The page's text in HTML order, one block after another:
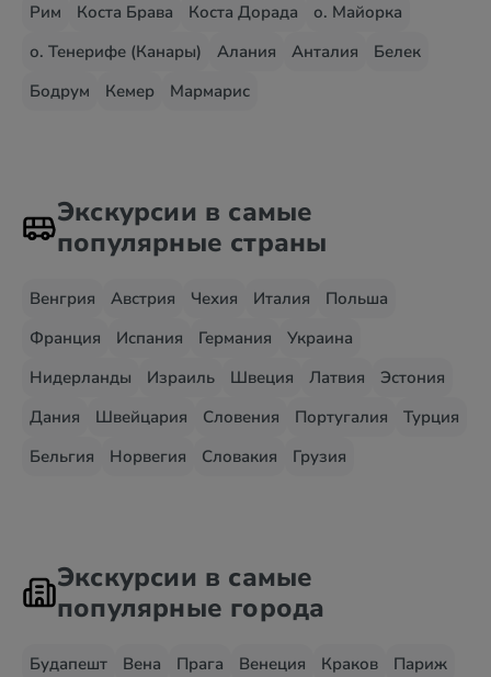
Рим
Коста Брава Коста Дорада
о. Майорка
о. Тенерифе (Канары)
Алания Анталия
Белек
Бодрум
Кемер Мармарис
Экскурсии в самые
популярные страны
Венгрия Австрия Чехия Италия
Польша
Франция
Испания Германия
Украина
Нидерланды
Израиль Швеция Латвия
Эстония
Дания
Швейцария Словения Португалия
Турция
Бельгия
Норвегия Словакия Грузия
Экскурсии в самые
популярные города
Будапешт Вена Прага Венеция Краков
Париж